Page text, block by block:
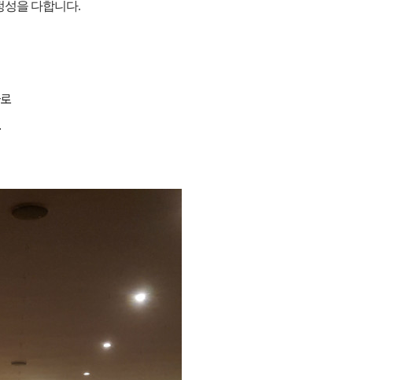
성을 다합니다.